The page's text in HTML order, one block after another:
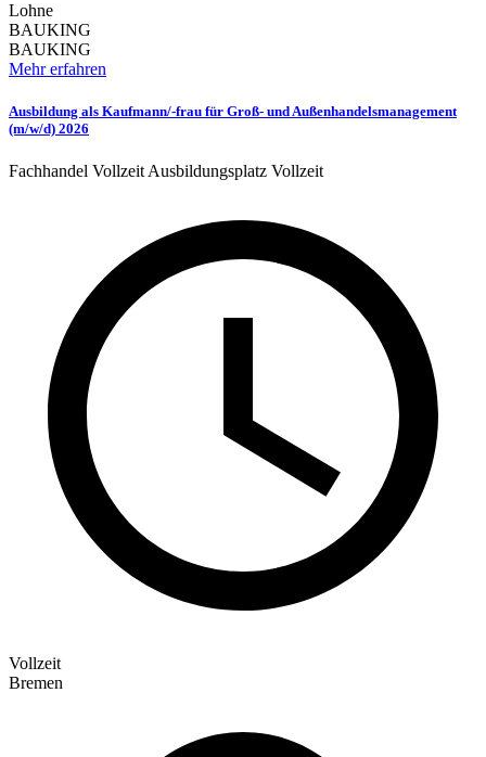
Lohne
BAUKING
BAUKING
Mehr erfahren
Ausbildung als Kaufmann/-frau für Groß- und Außenhandelsmanagement
(m/w/d) 2026
Fachhandel VollzeitAusbildungsplatz Vollzeit
Vollzeit
Bremen